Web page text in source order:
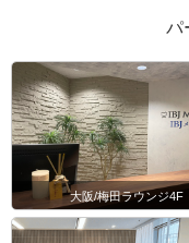
パ
大阪/梅田ラウンジ4F